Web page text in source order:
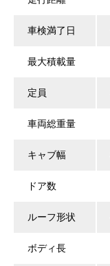
車検満了日
最大積載量
定員
車両総重量
キャブ幅
ドア数
ルーフ形状
ボディ長